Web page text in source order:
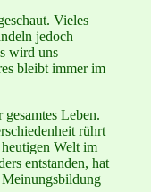
Vieles
jedoch
wird uns
bleibt immer im
Leben.
rührt
Welt im
entstanden, hat